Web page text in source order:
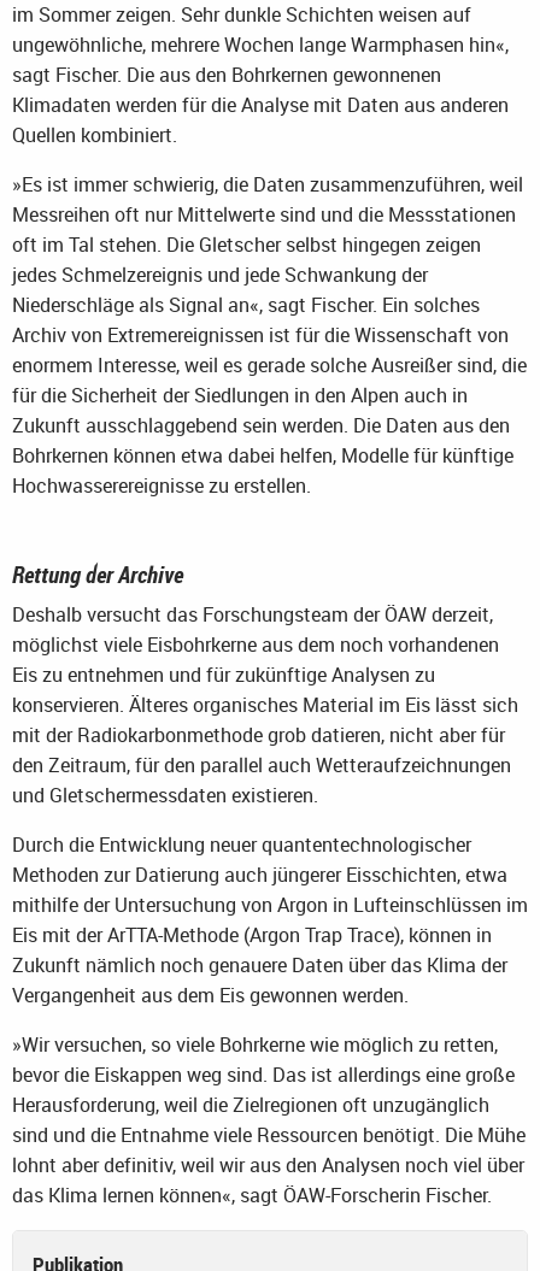
im Sommer zeigen. Sehr dunkle Schichten weisen auf
ungewöhnliche, mehrere Wochen lange Warmphasen hin«,
sagt Fischer. Die aus den Bohrkernen gewonnenen
Klimadaten werden für die Analyse mit Daten aus anderen
Quellen kombiniert.
»Es ist immer schwierig, die Daten zusammenzuführen, weil
Messreihen oft nur Mittelwerte sind und die Messstationen
oft im Tal stehen. Die Gletscher selbst hingegen zeigen
jedes Schmelzereignis und jede Schwankung der
Niederschläge als Signal an«, sagt Fischer. Ein solches
Archiv von Extremereignissen ist für die Wissenschaft von
enormem Interesse, weil es gerade solche Ausreißer sind, die
für die Sicherheit der Siedlungen in den Alpen auch in
Zukunft ausschlaggebend sein werden. Die Daten aus den
Bohrkernen können etwa dabei helfen, Modelle für künftige
Hochwasserereignisse zu erstellen.
Rettung der Archive
Deshalb versucht das Forschungsteam der ÖAW derzeit,
möglichst viele Eisbohrkerne aus dem noch vorhandenen
Eis zu entnehmen und für zukünftige Analysen zu
konservieren. Älteres organisches Material im Eis lässt sich
mit der Radiokarbonmethode grob datieren, nicht aber für
den Zeitraum, für den parallel auch Wetteraufzeichnungen
und Gletschermessdaten existieren.
Durch die Entwicklung neuer quantentechnologischer
Methoden zur Datierung auch jüngerer Eisschichten, etwa
mithilfe der Untersuchung von Argon in Lufteinschlüssen im
Eis mit der ArTTA-Methode (Argon Trap Trace), können in
Zukunft nämlich noch genauere Daten über das Klima der
Vergangenheit aus dem Eis gewonnen werden.
»Wir versuchen, so viele Bohrkerne wie möglich zu retten,
bevor die Eiskappen weg sind. Das ist allerdings eine große
Herausforderung, weil die Zielregionen oft unzugänglich
sind und die Entnahme viele Ressourcen benötigt. Die Mühe
lohnt aber definitiv, weil wir aus den Analysen noch viel über
das Klima lernen können«, sagt ÖAW-Forscherin Fischer.
Publikation